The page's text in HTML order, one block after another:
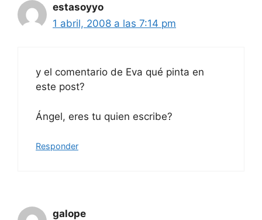
estasoyyo
1 abril, 2008 a las 7:14 pm
y el comentario de Eva qué pinta en
este post?
Ángel, eres tu quien escribe?
Responder
galope